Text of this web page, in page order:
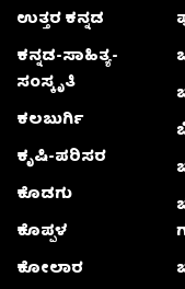
ಉತ್ತರ ಕನ್ನಡ
ಕನ್ನಡ-ಸಾಹಿತ್ಯ-
ಸಂಸ್ಕೃತಿ
ಕಲಬುರ್ಗಿ
ಕೃಷಿ-ಪರಿಸರ
ಕೊಡಗು
ಕೊಪ್ಪಳ
ಕೋಲಾರ